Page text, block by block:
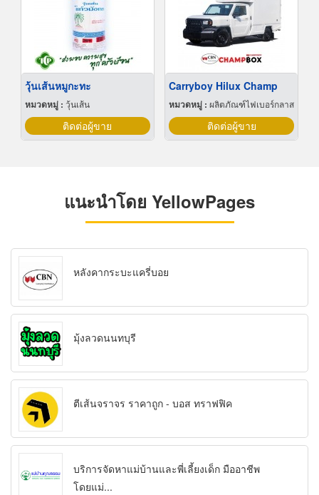
วุ้นเส้นหมูกะทะ
หมวดหมู่ : วุ้นเส้น
ติดต่อผู้ขาย
Carryboy Hilux Champ
หมวดหมู่ : ผลิตภัณฑ์ไฟเบอร์กลาส
ติดต่อผู้ขาย
แนะนำโดย YellowPages
หลังคากระบะแครี่บอย
มุ้งลวดนนทบุรี
ตีเส้นจราจร ราคาถูก - บอส ทราฟฟิค
บริการจัดหาแม่บ้านและพี่เลี้ยงเด็ก มืออาชีพ
โดยแม่...